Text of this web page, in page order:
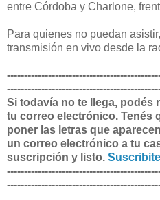
entre Córdoba y Charlone,
Para quienes no puedan
transmisión en vivo desde la
Si todavía no te llega, podés
tu correo electrónico. Tenés
poner las letras que
un correo electrónico a tu
suscripción y listo.